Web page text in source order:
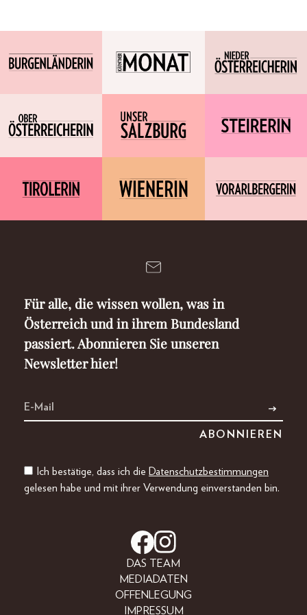
Für alle, die wissen wollen, was in
Österreich und in ihrem Bundesland
passiert. Abonnieren Sie unseren
Newsletter hier!
Ich bestätige, dass ich die Datenschutzbestimmungen
gelesen habe und mit ihrer Verwendung einverstanden bin.
DAS TEAM
MEDIADATEN
OFFENLEGUNG
IMPRESSUM